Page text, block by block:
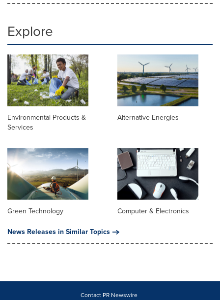
Explore
Environmental Products &
Services
Alternative Energies
Green Technology
Computer & Electronics
News Releases in Similar Topics
Contact PR Newswire